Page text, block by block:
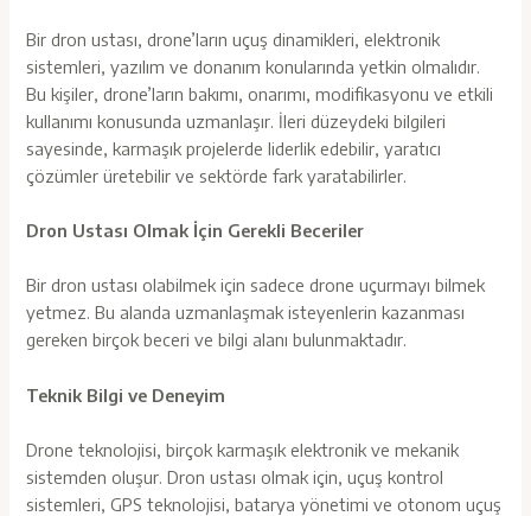
Bir dron ustası, drone’ların uçuş dinamikleri, elektronik
sistemleri, yazılım ve donanım konularında yetkin olmalıdır.
Bu kişiler, drone’ların bakımı, onarımı, modifikasyonu ve etkili
kullanımı konusunda uzmanlaşır. İleri düzeydeki bilgileri
sayesinde, karmaşık projelerde liderlik edebilir, yaratıcı
çözümler üretebilir ve sektörde fark yaratabilirler.
Dron Ustası Olmak İçin Gerekli Beceriler
Bir dron ustası olabilmek için sadece drone uçurmayı bilmek
yetmez. Bu alanda uzmanlaşmak isteyenlerin kazanması
gereken birçok beceri ve bilgi alanı bulunmaktadır.
Teknik Bilgi ve Deneyim
Drone teknolojisi, birçok karmaşık elektronik ve mekanik
sistemden oluşur. Dron ustası olmak için, uçuş kontrol
sistemleri, GPS teknolojisi, batarya yönetimi ve otonom uçuş